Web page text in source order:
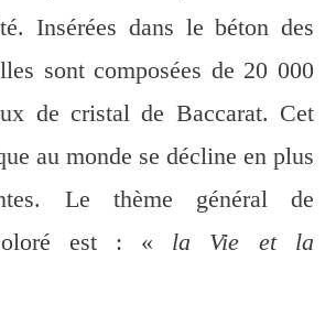
Insérées dans le béton des
sont composées de 20 000
de cristal de Baccarat. Cet
au monde se décline en plus
Le thème général de
est : « la Vie et la